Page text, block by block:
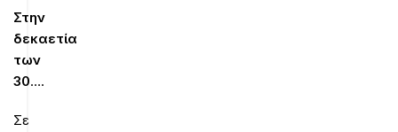
Στην
δεκαετία
των
30….
Σε